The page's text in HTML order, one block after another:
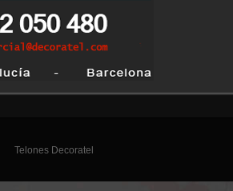
Telones Decoratel